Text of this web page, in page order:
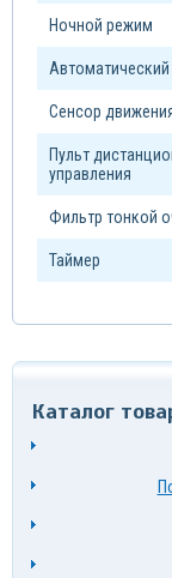
Ночной режим
Сенсор
Пульт
управления
Фильтр тонкой
Таймер
Каталог